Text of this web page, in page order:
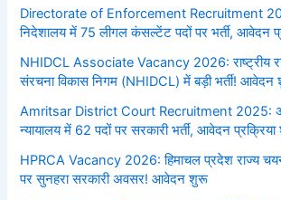
Directorate of Enforcement Recruitment
निदेशालय में 75 लीगल कंसल्टेंट पदों पर भर्ती, आवेदन
NHIDCL Associate Vacancy 2026: राष्ट्रीय
संरचना विकास निगम (NHIDCL) में बड़ी भर्ती!
Amritsar District Court Recruitment 2025:
न्यायालय में 62 पदों पर सरकारी भर्ती, आवेदन
HPRCA Vacancy 2026: हिमाचल प्रदेश राज्य
पर सुनहरा सरकारी अवसर! आवेदन शुरू